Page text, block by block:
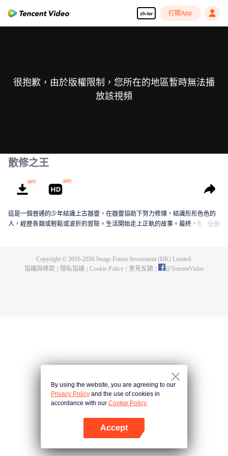
zh-tw 打開App
很抱歉，由於版權限制，您所在的地區暫時無法播
放該視頻
散修之王
這是一個普通的少年結識上古器靈，在器靈協助下努力修煉，結識形形色色的
人，經歷各類或輕鬆或波折的冒險。生活開始走上正軌的故事。最終，他將成
全部
Copyright © 2016-2026Image Future Investment (HK) Limited.
協議與條款
隱私協議 Cookie Policy 意見反饋 @TencentVideo
By using the website, you are agreeing to our
Privacy Policy and the use of cookies in
accordance with our Cookie Policy.
Accept